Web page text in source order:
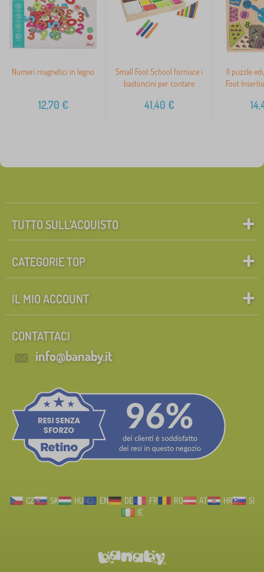
Numeri magnetici in legno
12,70 €
Small Foot School fornisce i
bastoncini per contare
41,40 €
Il puzzle
Foot
>
TUTTO SULL’ACQUISTO
CATEGORIE TOP
IL MIO ACCOUNT
CONTATTACI
info@banaby.it
CZ SK HU EN DE FR RO AT HR
SI
IE